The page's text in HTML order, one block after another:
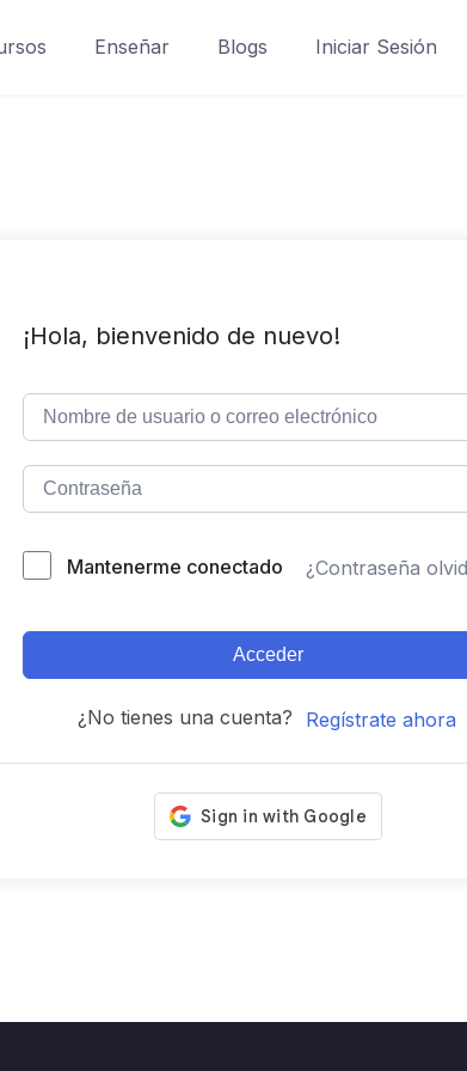
Enseñar Blogs Iniciar Sesión
¡Hola, bienvenido de nuevo!
Mantenerme conectado ¿Contraseña
Acceder
¿No tienes una cuenta? Regístrate ahora